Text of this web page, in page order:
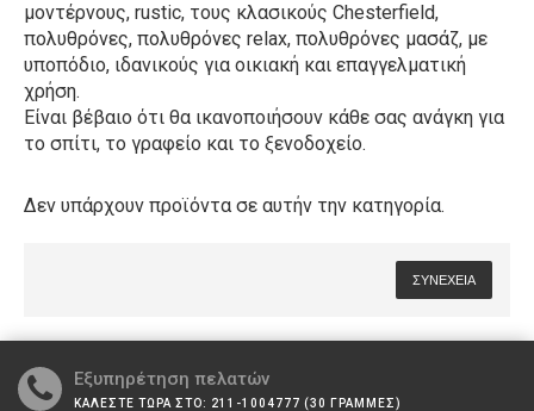
μοντέρνους, rustic, τους κλασικούς Chesterfield,
πολυθρόνες, πολυθρόνες relax, πολυθρόνες μασάζ, με
υποπόδιο, ιδανικούς για οικιακή και επαγγελματική
χρήση.
Είναι βέβαιο ότι θα ικανοποιήσουν κάθε σας ανάγκη για
το σπίτι, το γραφείο και το ξενοδοχείο.
Δεν υπάρχουν προϊόντα σε αυτήν την κατηγορία.
ΣΥΝΈΧΕΙΑ
Εξυπηρέτηση πελατών
ΚΑΛΕΣΤΕ ΤΩΡΑ ΣΤΟ: 211-1004777 (30 ΓΡΑΜΜΕΣ)